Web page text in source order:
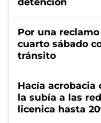
Por una
cuarto sábado
tránsito
Hacía acrobacia
la subía a las
licenica hasta